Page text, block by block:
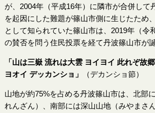
が、2004年（平成16年）に隣市が合併して
を起因にした難題が篠山市側に生じたため
として知られていた篠山市は、2019年（令
の賛否を問う住民投票を経て丹波篠山市が
「山は三嶽 流れは大雲 ヨイヨイ 此れぞ故
ヨオイ デッカンショ」
（デカンショ節）
山地が約75%を占める丹波篠山市は、北部
れんざん）、南部には深山山地（みやまさ